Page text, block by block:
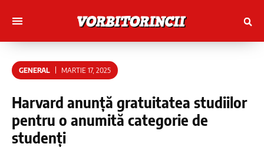
GENERAL MARTIE 17, 2025
Harvard anunță gratuitatea studiilor
pentru o anumită categorie de
studenți